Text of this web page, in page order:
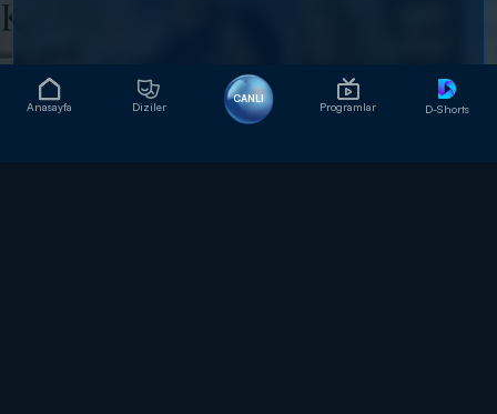
Anasayfa Diziler
CANLI
Programlar D-Shorts